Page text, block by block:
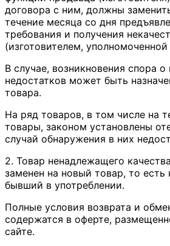
договора с ним, должны
течение месяца со дня
требования и получения
(изготовителем,
В случае, возникновения спора о
недостатков может быть
товара.
На ряд товаров, в том числе на
товары, законом установлены
случай обнаружения в них
2. Товар ненадлежащего
заменен на новый товар, то есть
бывший в употреблении.
Полные условия возврата и
содержатся в оферте,
сайте.